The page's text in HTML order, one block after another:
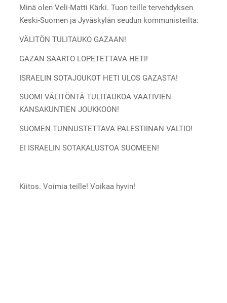
Minä olen Veli-Matti Kärki. Tuon teille tervehdyksen
Keski-Suomen ja Jyväskylän seudun kommunisteilta:
VÄLITÖN TULITAUKO GAZAAN!
GAZAN SAARTO LOPETETTAVA HETI!
ISRAELIN SOTAJOUKOT HETI ULOS GAZASTA!
SUOMI VÄLITÖNTÄ TULITAUKOA VAATIVIEN
KANSAKUNTIEN JOUKKOON!
SUOMEN TUNNUSTETTAVA PALESTIINAN VALTIO!
EI ISRAELIN SOTAKALUSTOA SUOMEEN!
Kiitos. Voimia teille! Voikaa hyvin!